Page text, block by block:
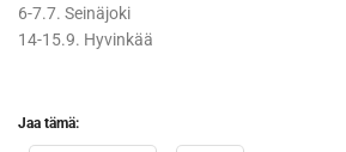
6-7.7. Seinäjoki
14-15.9. Hyvinkää
Jaa tämä: